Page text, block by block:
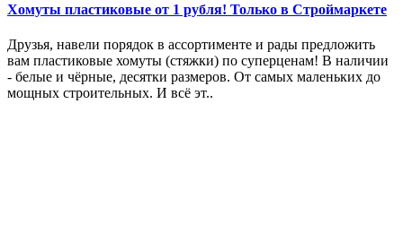
Хомуты пластиковые от 1 рубля! Только в Строймаркете
Друзья, навели порядок в ассортименте и рады предложить
вам пластиковые хомуты (стяжки) по суперценам! В наличии
- белые и чёрные, десятки размеров. От самых маленьких до
мощных строительных. И всё эт..